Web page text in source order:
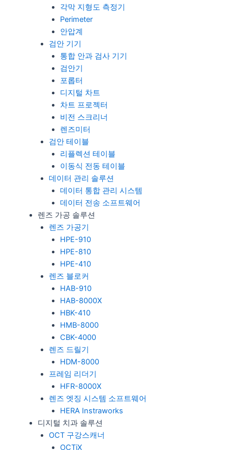
각막 지형도 측정기
Perimeter
안압계
검안 기기
통합 안과 검사 기기
검안기
포롭터
디지털 차트
차트 프로젝터
비전 스크리너
렌즈미터
검안 테이블
리플렉션 테이블
이동식 전동 테이블
데이터 관리 솔루션
데이터 통합 관리 시스템
데이터 전송 소프트웨어
렌즈 가공 솔루션
렌즈 가공기
HPE-910
HPE-810
HPE-410
렌즈 블로커
HAB-910
HAB-8000X
HBK-410
HMB-8000
CBK-4000
렌즈 드릴기
HDM-8000
프레임 리더기
HFR-8000X
렌즈 엣징 시스템 소프트웨어
HERA Instraworks
디지털 치과 솔루션
OCT 구강스캐너
OCTiX